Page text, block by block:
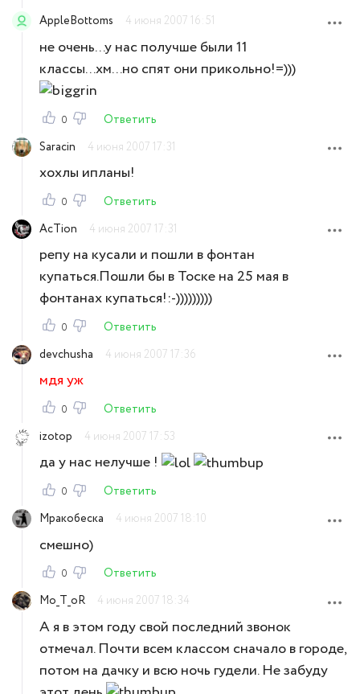
AppleBottoms
4 июня 2007 16:51
не очень...у нас получше были 11
классы...хм...но спят они прикольно!=)))
0
Ответить
Saracin
4 июня 2007 17:31
хохлы ипланы!
0
Ответить
AcTion
4 июня 2007 17:31
репу на кусали и пошли в фонтан
купаться.Пошли бы в Тоске на 25 мая в
фонтанах купаться!:-)))))))))
0
Ответить
devchusha
4 июня 2007 17:36
мдя уж
0
Ответить
izotop
4 июня 2007 17:53
да у нас нелучше !
0
Ответить
Мракобеска
4 июня 2007 18:10
смешно)
0
Ответить
Mo_T_oR
4 июня 2007 18:34
А я в этом году свой последний звонок
отмечал. Почти всем классом сначало в городе,
потом на дачку и всю ночь гудели. Не забуду